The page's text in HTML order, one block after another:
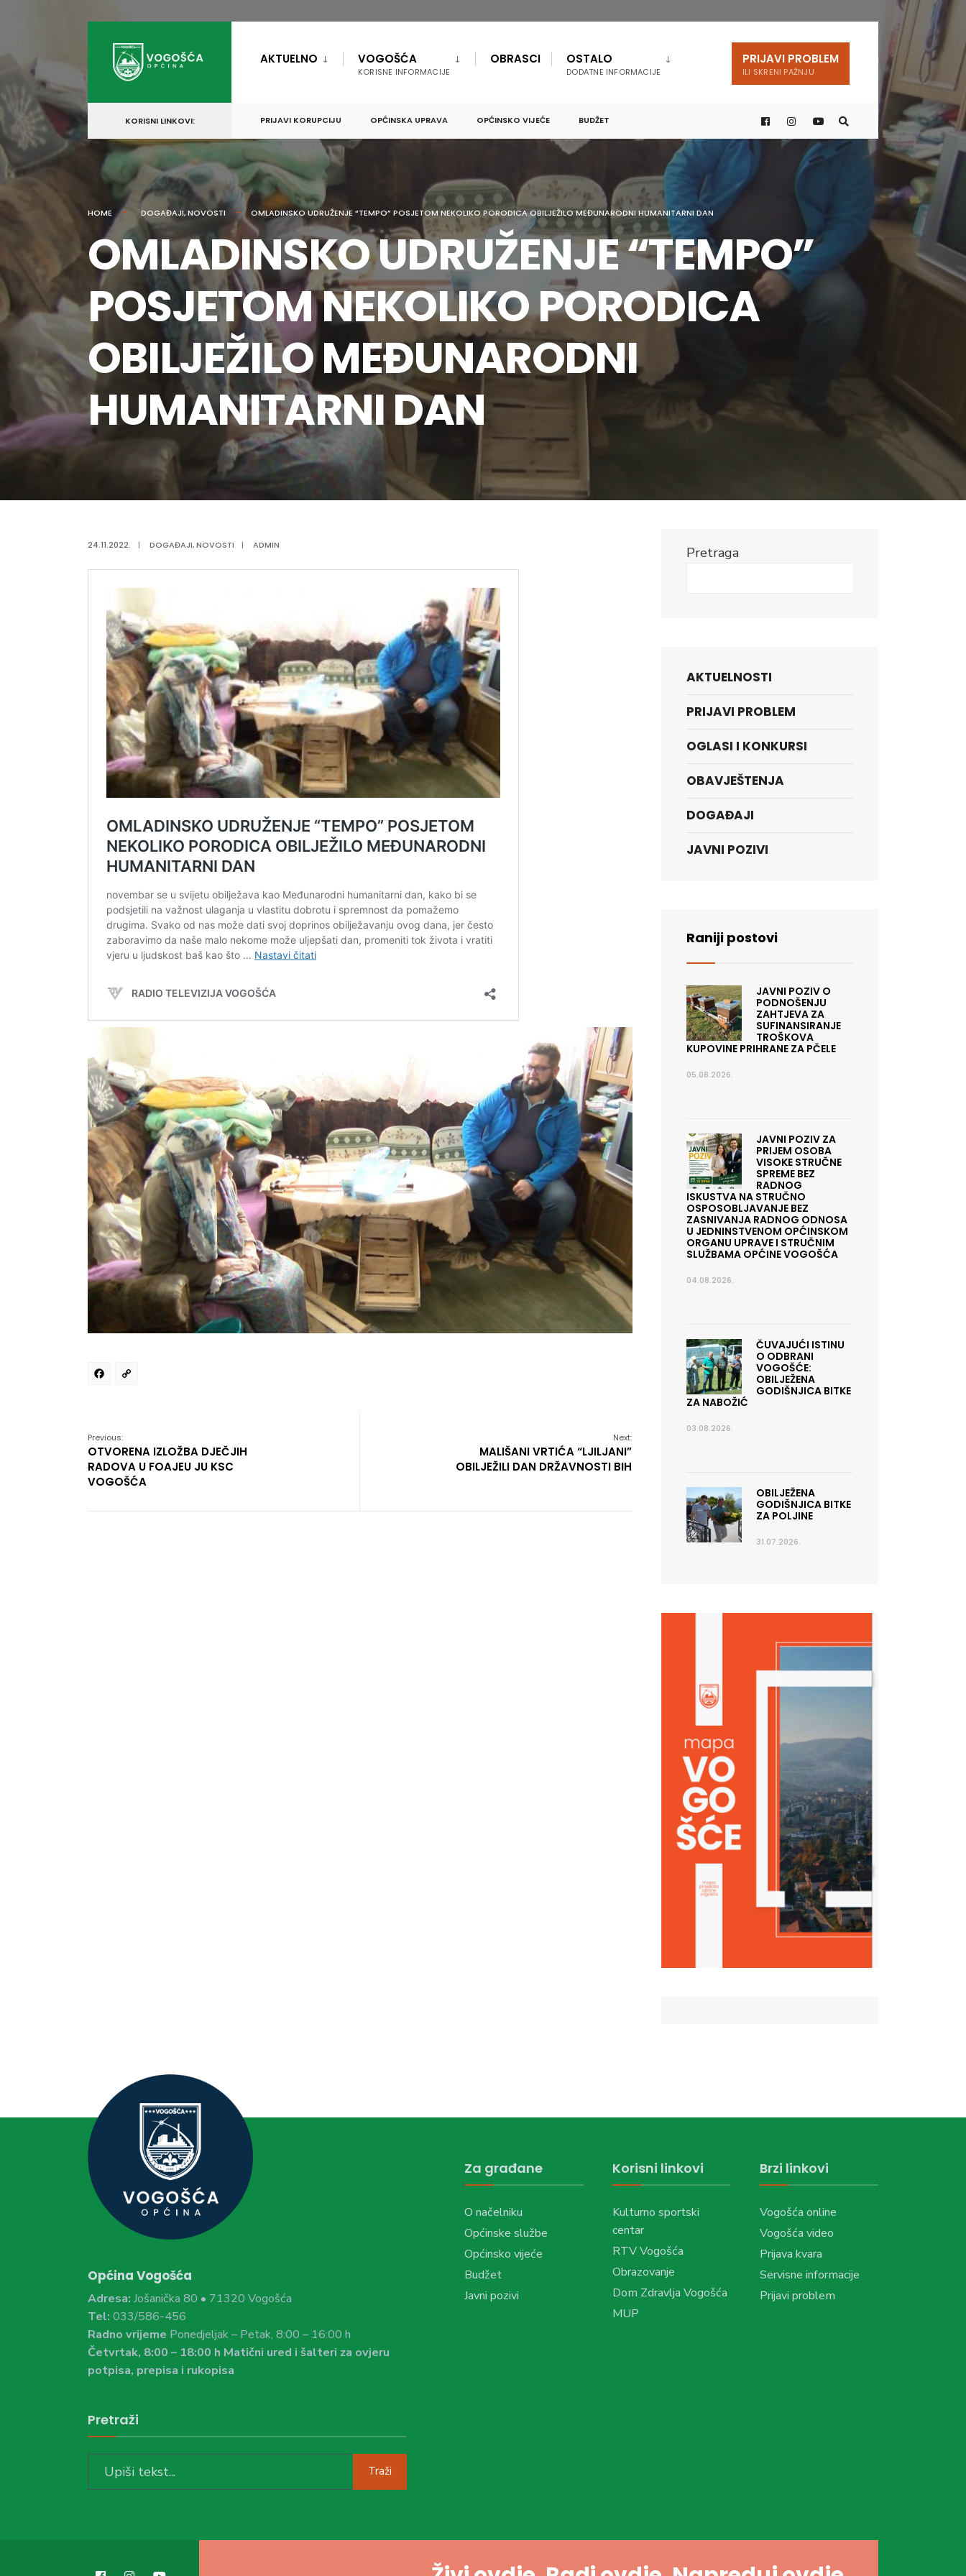
content
AKTUELNO VOGOŠĆA
KORISNE INFORMACIJE
OBRASCI OSTALO
DODATNE INFORMACIJE
PRIJAVI PROBLEM
ILI SKRENI PAŽNJU
KORISNI LINKOVI: PRIJAVI KORUPCIJU OPĆINSKA UPRAVA OPĆINSKO VIJEĆE BUDŽET
HOME DOGAĐAJI,NOVOSTI OMLADINSKO UDRUŽENJE “TEMPO” POSJETOM NEKOLIKO PORODICA OBILJEŽILO MEĐUNARODNI HUMANITARNI DAN
OMLADINSKO UDRUŽENJE “TEMPO”
POSJETOM NEKOLIKO PORODICA
OBILJEŽILO MEĐUNARODNI
HUMANITARNI DAN
24.11.2022. | DOGAĐAJI,NOVOSTI | ADMIN
Facebook
Previous:
OTVORENA IZLOŽBA DJEČJIH
RADOVA U FOAJEU JU KSC
VOGOŠĆA
Next:
MALIŠANI VRTIĆA “LJILJANI”
OBILJEŽILI DAN DRŽAVNOSTI BIH
Pretraga
AKTUELNOSTI
PRIJAVI PROBLEM
OGLASI I KONKURSI
OBAVJEŠTENJA
DOGAĐAJI
JAVNI POZIVI
Raniji postovi
JAVNI POZIV O
PODNOŠENJU
ZAHTJEVA ZA
SUFINANSIRANJE
TROŠKOVA
KUPOVINE PRIHRANE ZA PČELE
05.08.2026.
JAVNI POZIV ZA
PRIJEM OSOBA
VISOKE STRUČNE
SPREME BEZ
RADNOG
ISKUSTVA NA STRUČNO
OSPOSOBLJAVANJE BEZ
ZASNIVANJA RADNOG ODNOSA
U JEDNINSTVENOM OPĆINSKOM
ORGANU UPRAVE I STRUČNIM
SLUŽBAMA OPĆINE VOGOŠĆA
04.08.2026.
ČUVAJUĆI ISTINU
O ODBRANI
VOGOŠĆE:
OBILJEŽENA
GODIŠNJICA BITKE
ZA NABOŽIĆ
03.08.2026.
OBILJEŽENA
GODIŠNJICA BITKE
ZA POLJINE
31.07.2026.
Općina Vogošća
Adresa: Jošanička 80 • 71320 Vogošća
Tel: 033/586-456
Radno vrijeme Ponedjeljak – Petak, 8:00 – 16:00 h
Četvrtak, 8:00 – 18:00 h Matični ured i šalteri za ovjeru
potpisa, prepisa i rukopisa
Pretraži
Traži
Za građane
O načelniku
Općinske službe
Općinsko vijeće
Budžet
Javni pozivi
Korisni linkovi
Kulturno sportski
centar
RTV Vogošća
Obrazovanje
Dom Zdravlja Vogošća
MUP
Brzi linkovi
Vogošća online
Vogošća video
Prijava kvara
Servisne informacije
Prijavi problem